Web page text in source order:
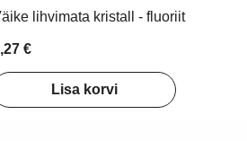
lihvimata kristall - fluoriit
€
Lisa korvi